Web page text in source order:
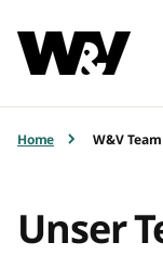
Home W&V Team
Unser